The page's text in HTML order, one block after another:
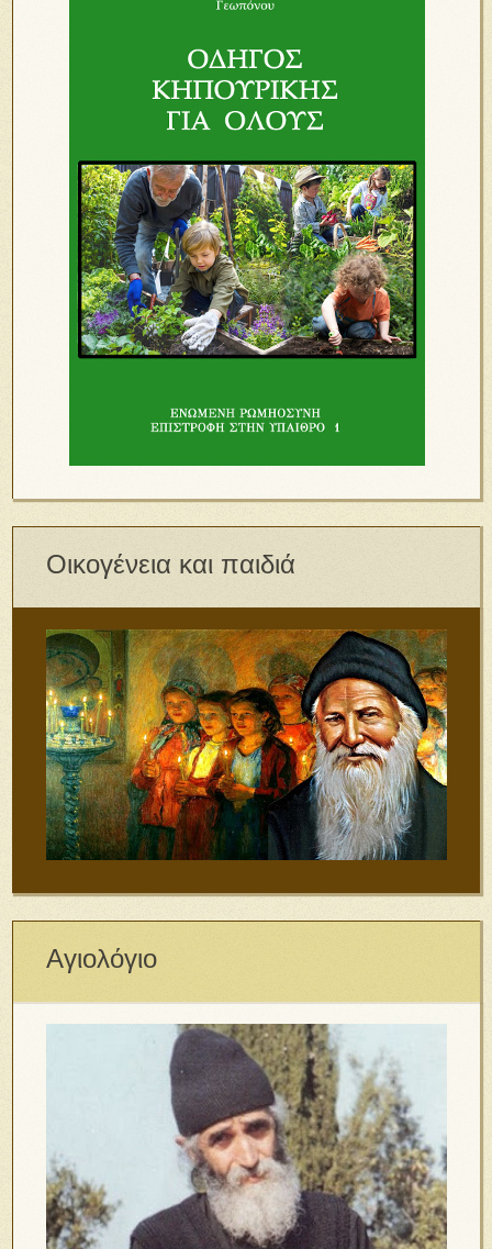
Οικογένεια και παιδιά
Αγιολόγιο